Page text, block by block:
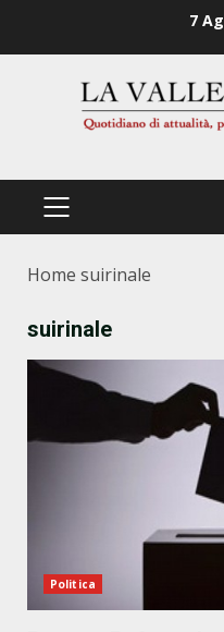
7
PRIMÄRES
Home suirinale
suirinale
Politica